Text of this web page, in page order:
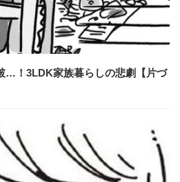
…！3LDK家族暮らしの悲劇【片づ